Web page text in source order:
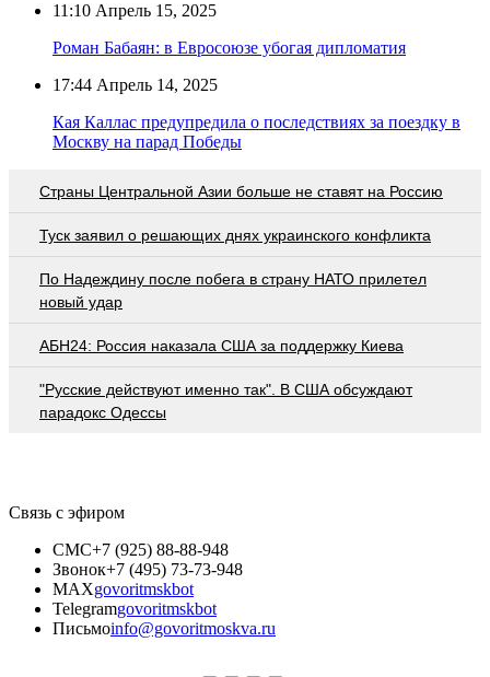
11:10 Апрель 15, 2025
Роман Бабаян: в Евросоюзе убогая дипломатия
17:44 Апрель 14, 2025
Кая Каллас предупредила о последствиях за поездку в
Москву на парад Победы
Страны Центральной Азии больше не ставят на Россию
Туск заявил о решающих днях украинского конфликта
По Надеждину после побега в страну НАТО прилетел
новый удар
АБН24: Россия наказала США за поддержку Киева
"Русские действуют именно так". В США обсуждают
парадокс Одессы
Связь с эфиром
СМС+7 (925) 88-88-948
Звонок+7 (495) 73-73-948
MAXgovoritmskbot
Telegramgovoritmskbot
Письмоinfo@govoritmoskva.ru